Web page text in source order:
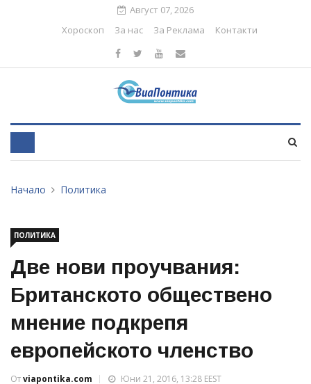
Август 07, 2026
Хороскоп
За нас За Реклама Контакти
Начало Политика
ПОЛИТИКА
Две нови проучвания:
Британското обществено
мнение подкрепя
европейското членство
Отviapontika.com
Юни 21, 2016, 13:28 EEST